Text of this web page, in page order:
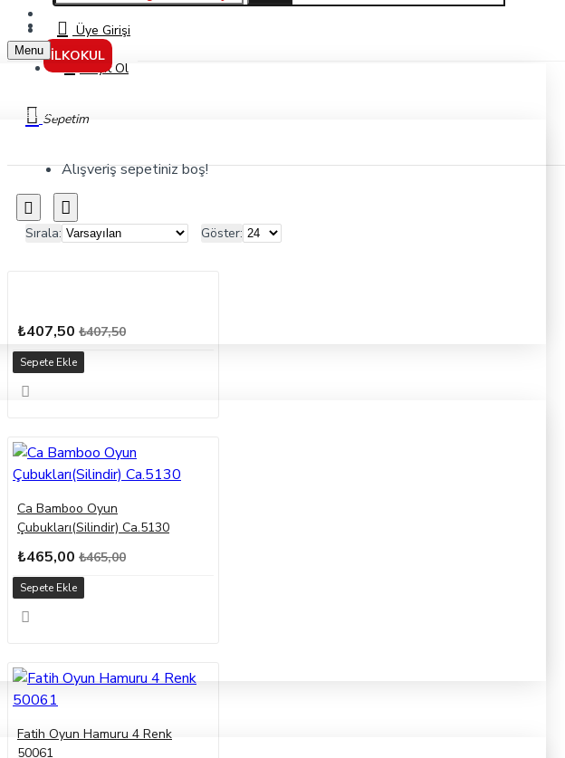
İletişimÜye Girişi
Kayıt Ol
Sepetim
Alışveriş sepetiniz boş!
İLKOKUL
Menu
Markalar
Sırala: Göster:
₺407,50 ₺407,50
Sepete Ekle
Ca Bamboo Oyun
Çubukları(Silindir) Ca.5130
₺465,00 ₺465,00
Sepete Ekle
Fatih Oyun Hamuru 4 Renk
50061